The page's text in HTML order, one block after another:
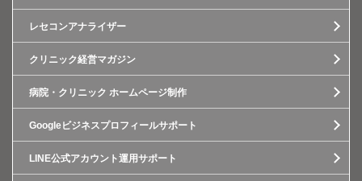
レセコンアナライザー
クリニック経営マガジン
病院・クリニック ホームページ制作
Googleビジネスプロフィールサポート
LINE公式アカウント運用サポート